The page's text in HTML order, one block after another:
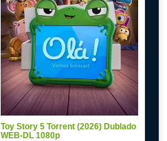
Toy Story 5 Torrent (2026) Dublado
WEB-DL 1080p